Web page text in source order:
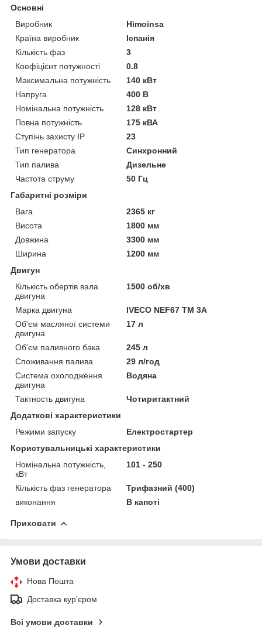
Основні
Виробник
Himoinsa
Країна виробник
Іспанія
Кількість фаз
3
Коефіцієнт потужності
0.8
Максимальна потужність
140 кВт
Напруга
400 В
Номінальна потужність
128 кВт
Повна потужність
175 кВА
Ступінь захисту IP
23
Тип генератора
Синхронний
Тип палива
Дизельне
Частота струму
50 Гц
Габаритні розміри
Вага
2365 кг
Висота
1800 мм
Довжина
3300 мм
Ширина
1200 мм
Двигун
Кількість обертів вала
двигуна
1500 об/хв
Марка двигуна
IVECO NEF67 TM 3A
Об'єм масляної системи
двигуна
17 л
Об'єм паливного бака
245 л
Споживання палива
29 л/год
Система охолодження
двигуна
Водяна
Тактность двигуна
Чотиритактний
Додаткові характеристики
Режими запуску
Електростартер
Користувальницькі характеристики
Номінальна потужність,
кВт
101 - 250
Кількість фаз генератора
Трифазний (400)
виконання
В капоті
Приховати
Умови доставки
Нова Пошта
Доставка кур'єром
Всі умови доставки